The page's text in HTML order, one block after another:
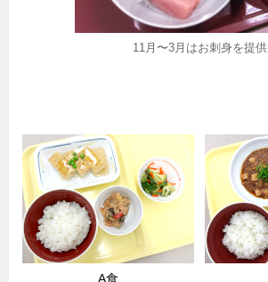
11月〜3月はお刺身を提供
A食